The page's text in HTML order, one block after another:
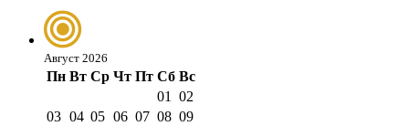
Август 2026
Пн Вт Ср Чт Пт Сб Вс
01
02
03 04 05 06 07 08 09